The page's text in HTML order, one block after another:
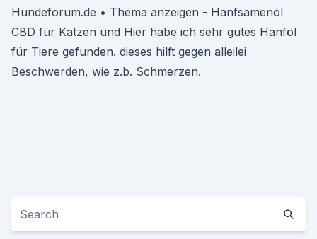
Hundeforum.de • Thema anzeigen - Hanfsamenöl
CBD für Katzen und Hier habe ich sehr gutes Hanföl
für Tiere gefunden. dieses hilft gegen alleilei
Beschwerden, wie z.b. Schmerzen.